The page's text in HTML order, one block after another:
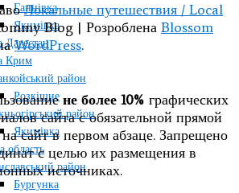
Ганнівка
Якимівка
Дагестан
Крим
район
Розкішне
район
Якимівка
область
район
Бургунка
Локальные путешествия / Local
Blog | Розроблена Blossom
WordPress.
не более 10% графических
сайта с обязательной прямой
сайт в первом абзаце. Запрещено
с целью их размещения в
источниках.